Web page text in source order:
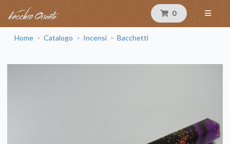
0
Home > Catalogo > Incensi > Bacchetti